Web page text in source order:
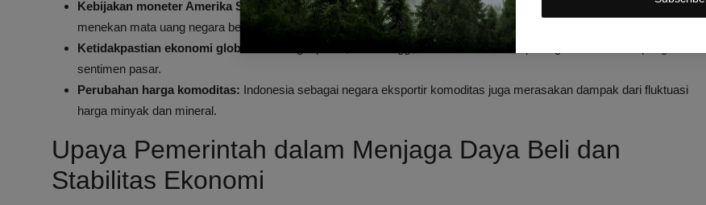
Kebijakan moneter Amerika Serikat:Kenaikan suku bunga The Fed biasanya membuat dollar AS menguat sehingga
menekan mata uang negara berkembang.
Ketidakpastian ekonomi global:
sentimen pasar.
Perubahan harga komoditas: Indonesia sebagai negara eksportir komoditas juga merasakan dampak dari fluktuasi
harga minyak dan mineral.
Upaya Pemerintah dalam Menjaga Daya Beli dan
Stabilitas Ekonomi